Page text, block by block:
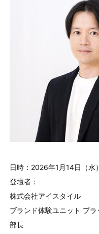
日時：2026年1月14日（
登壇者：
株式会社アイスタイル
ブランド体験ユニット プ
部長